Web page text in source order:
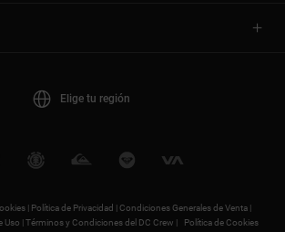
Elige tu región
| Política de Privacidad |Condiciones Generales de Venta |
Uso |Términos y Condiciones del DC Crew |
Política de Cookies